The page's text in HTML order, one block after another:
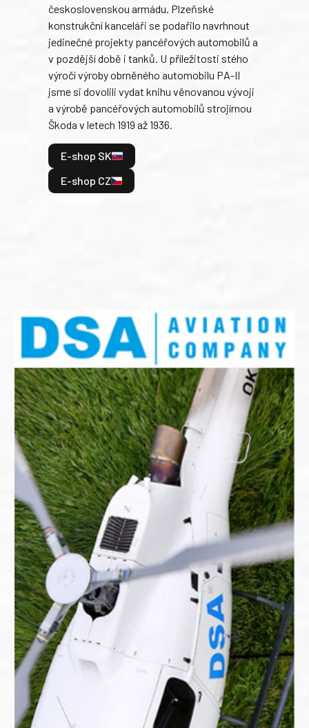
československou armádu. Plzeňské
konstrukční kanceláři se podařilo navrhnout
jedinečné projekty pancéřových automobilů a
v pozdější době i tanků. U příležitosti stého
výročí výroby obrněného automobilu PA-II
jsme si dovolili vydat knihu věnovanou vývoji
a výrobě pancéřových automobilů strojírnou
Škoda v letech 1919 až 1936.
E-shop SK
E-shop CZ